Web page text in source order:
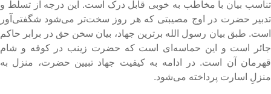
بیان با مخاطب به خوبی قابل درک است. این درجه از تسلط و
حضرت در اوج مصیبتی که هر روز سخت‌تر می‌شود شگفتی‌آور
طبق بیان رسول الله برترین جهاد، بیان سخن حق در برابر حاکم
است و این حماسه‌ای است که حضرت زینب در کوفه و شام
آن است. در ادامه به کیفیت جهاد تبیین حضرت، منزل به
اسارت پرداخته می‌شود.